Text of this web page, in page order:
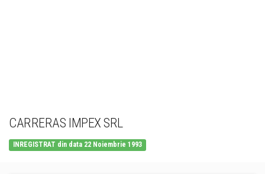
CARRERAS IMPEX SRL
INREGISTRAT din data 22 Noiembrie 1993